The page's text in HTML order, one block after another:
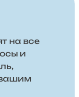
на все
и